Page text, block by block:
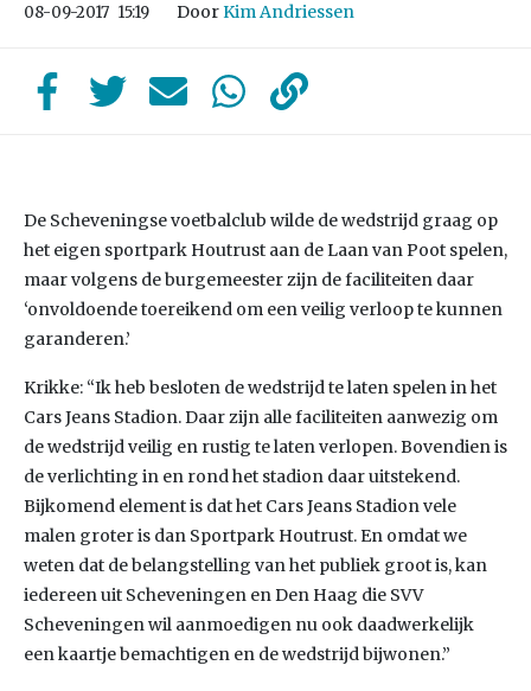
08-09-2017 15:19 DoorKim Andriessen
De Scheveningse voetbalclub wilde de wedstrijd graag op
het eigen sportpark Houtrust aan de Laan van Poot spelen,
maar volgens de burgemeester zijn de faciliteiten daar
‘onvoldoende toereikend om een veilig verloop te kunnen
garanderen.’
Krikke: “Ik heb besloten de wedstrijd te laten spelen in het
Cars Jeans Stadion. Daar zijn alle faciliteiten aanwezig om
de wedstrijd veilig en rustig te laten verlopen. Bovendien is
de verlichting in en rond het stadion daar uitstekend.
Bijkomend element is dat het Cars Jeans Stadion vele
malen groter is dan Sportpark Houtrust. En omdat we
weten dat de belangstelling van het publiek groot is, kan
iedereen uit Scheveningen en Den Haag die SVV
Scheveningen wil aanmoedigen nu ook daadwerkelijk
een kaartje bemachtigen en de wedstrijd bijwonen.”